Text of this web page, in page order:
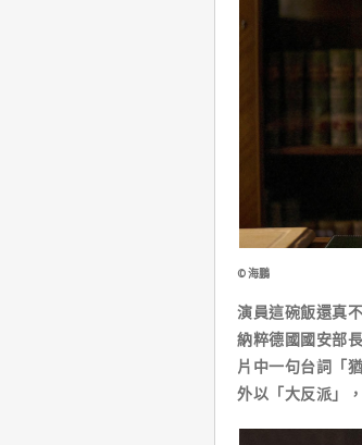
©海鵬
演員這碗飯還真
納粹德國國安部
片中一句台詞「
外以「大反派」